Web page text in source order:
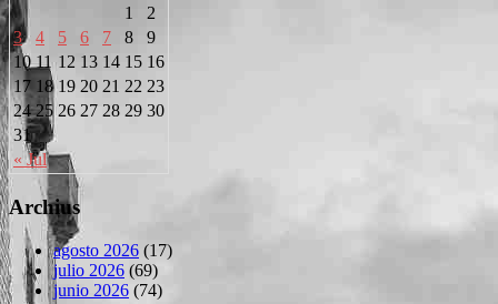
« Jul
1
2
3
4 5 6 7 8
9
10 11 12 13 14 15 16
17 18 19 20 21 22 23
24 25 26 27 28 29 30
31
Archius
agosto 2026 (17)
julio 2026 (69)
junio 2026 (74)